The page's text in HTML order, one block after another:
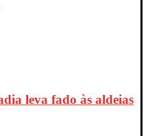
leva fado às aldeias